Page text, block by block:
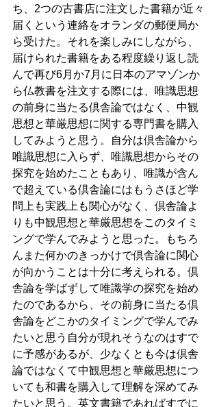
ち、2つの古書店に注文した書籍が近々
届くという連絡をオランダの郵便局か
ら受けた。それを楽しみにしながら、
届けられた書籍をある程度繰り返し読
んで再び6月か7月に日本のアマゾンか
ら仏教書を注文する際には、唯識思想
の前身に当たる倶舎論ではなく、中観
思想と華厳思想に関する専門書を購入
してみようと思う。自分は倶舎論から
唯識思想に入らず、唯識思想からその
探究を始めたこともあり、唯識が含ん
で超えている倶舎論にはもうさほど学
問上も実践上も関心がなく、倶舎論よ
りも中観思想と華厳思想をこのタイミ
ングで学んでみようと思った。もちろ
んまた何かのきっかけで倶舎論に関心
が向かうことは十分に考えられる。倶
舎論を学ばずして唯識学の探究を始め
たのであるから、その前身に当たる倶
舎論をどこかのタイミングで学んでみ
たいと思う自分が現れそうなのはすで
に予感があるが、少なくとも今は倶舎
論ではなくて中観思想と華厳思想につ
いても和書を購入して理解を深めてみ
たいと思う。英文書籍であればすでに